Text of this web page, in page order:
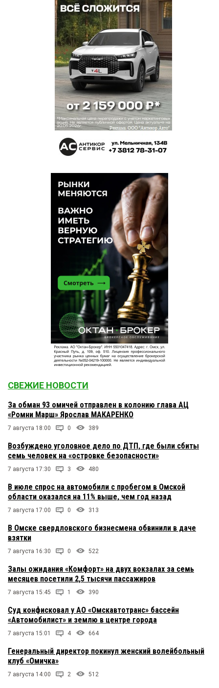
СВЕЖИЕ НОВОСТИ
За обман 93 омичей отправлен в колонию глава АЦ
«Ромни Марш» Ярослав МАКАРЕНКО
7 августа 18:00 0 389
Возбуждено уголовное дело по ДТП, где были сбиты
семь человек на «островке безопасности»
7 августа 17:30 3 480
В июле спрос на автомобили с пробегом в Омской
области оказался на 11% выше, чем год назад
7 августа 17:00 0 313
В Омске свердловского бизнесмена обвинили в даче
взятки
7 августа 16:30 0 522
Залы ожидания «Комфорт» на двух вокзалах за семь
месяцев посетили 2,5 тысячи пассажиров
7 августа 15:45 1 390
Суд конфисковал у АО «Омскавтотранс» бассейн
«Автомобилист» и землю в центре города
7 августа 15:01 4 664
Генеральный директор покинул женский волейбольный
клуб «Омичка»
7 августа 14:00 2 512